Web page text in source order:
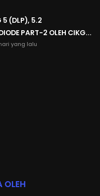
5 (DLP), 5.2
PART-2 OLEH CIKG...
yang lalu
OLEH